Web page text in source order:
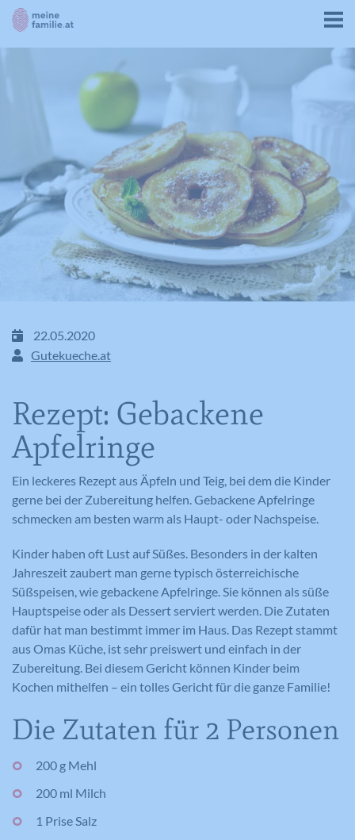
22.05.2020
Gutekueche.at
Rezept: Gebackene
Apfelringe
Ein leckeres Rezept aus Äpfeln und Teig, bei dem die Kinder
gerne bei der Zubereitung helfen. Gebackene Apfelringe
schmecken am besten warm als Haupt- oder Nachspeise.
Kinder haben oft Lust auf Süßes. Besonders in der kalten
Jahreszeit zaubert man gerne typisch österreichische
Süßspeisen, wie gebackene Apfelringe. Sie können als süße
Hauptspeise oder als Dessert serviert werden. Die Zutaten
dafür hat man bestimmt immer im Haus. Das Rezept stammt
aus Omas Küche, ist sehr preiswert und einfach in der
Zubereitung. Bei diesem Gericht können Kinder beim
Kochen mithelfen – ein tolles Gericht für die ganze Familie!
Die Zutaten für 2 Personen
200 g Mehl
200 ml Milch
1 Prise Salz